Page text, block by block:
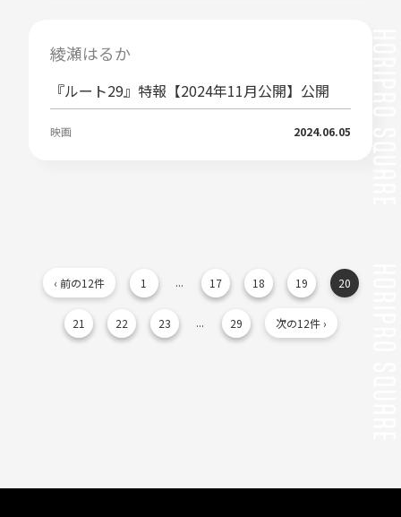
綾瀬はるか
『ルート29』特報【2024年11月公開】公開
映画 2024.06.05
‹ 前の12件 1 ... 17 18 19 20
21 22 23 ... 29 次の12件 ›